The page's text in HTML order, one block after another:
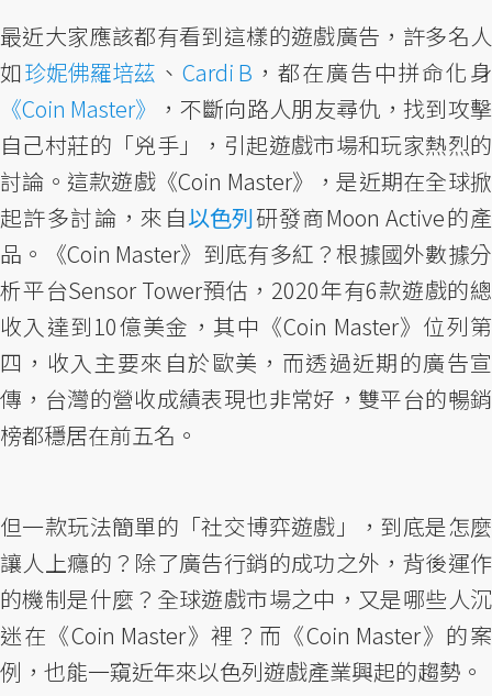
最近大家應該都有看到這樣的遊戲廣告，許多名人
如珍妮佛羅培茲 、 Cardi B ，都在廣告中拼命化身
《Coin Master》
，不斷向路人朋友尋仇，找到攻擊
自己村莊的「兇手」，引起遊戲市場和玩家熱烈的
討論。這款遊戲《Coin Master》，是近期在全球掀
起許多討論，來自以色列研發商Moon Active的產
品。《Coin Master》到底有多紅？根據國外數據分
析平台Sensor Tower預估，2020年有6款遊戲的總
收入達到10億美金，其中《Coin Master》位列第
四，收入主要來自於歐美，而透過近期的廣告宣
傳，台灣的營收成績表現也非常好，雙平台的暢銷
榜都穩居在前五名。
但一款玩法簡單的「社交博弈遊戲」，到底是怎麼
讓人上癮的？除了廣告行銷的成功之外，背後運作
的機制是什麼？全球遊戲市場之中，又是哪些人沉
迷在《Coin Master》裡？而《Coin Master》的案
例，也能一窺近年來以色列遊戲產業興起的趨勢。